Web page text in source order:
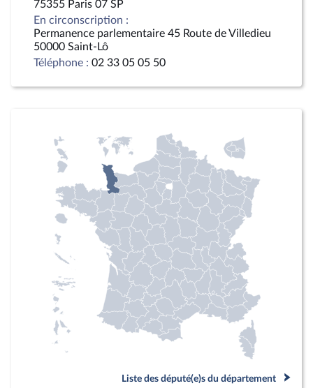
75355 Paris 07 SP
En circonscription :
Permanence parlementaire 45 Route de Villedieu
50000 Saint-Lô
Téléphone : 02 33 05 05 50
Liste des député(e)s du département